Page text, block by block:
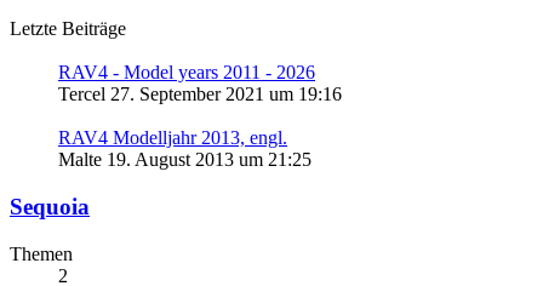
Letzte Beiträge
RAV4 - Model years 2011 - 2026
Tercel 27. September 2021 um 19:16
RAV4 Modelljahr 2013, engl.
Malte 19. August 2013 um 21:25
Sequoia
Themen
2